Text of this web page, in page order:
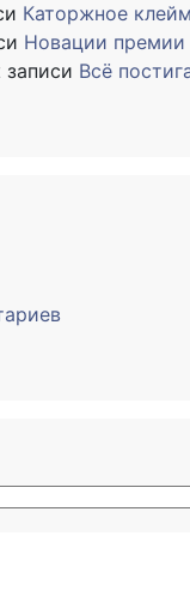
Каторжное
Новации премии
записи Всё